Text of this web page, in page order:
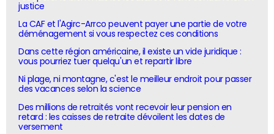
justice
La CAF et l'Agirc-Arrco peuvent payer une partie de votre
déménagement si vous respectez ces conditions
Dans cette région américaine, il existe un vide juridique :
vous pourriez tuer quelqu'un et repartir libre
Ni plage, ni montagne, c'est le meilleur endroit pour passer
des vacances selon la science
Des millions de retraités vont recevoir leur pension en
retard : les caisses de retraite dévoilent les dates de
versement